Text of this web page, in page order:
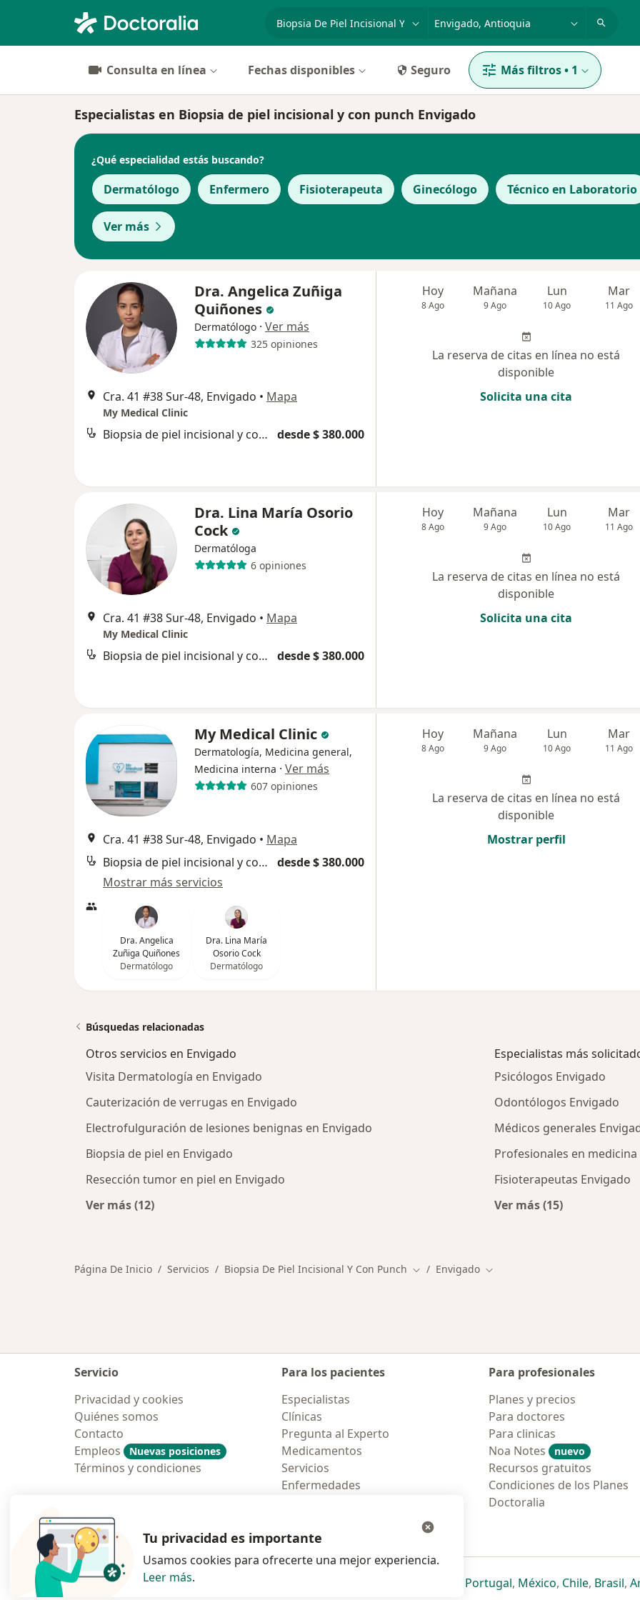
Consulta en línea Fechas disponibles Seguro Más filtros• 1
Especialistas en Biopsia de piel incisional y con punch Envigado
¿Qué especialidad estás buscando?
Dermatólogo Enfermero Fisioterapeuta Ginecólogo Técnico en Laboratorio
Ver más
Dra. Angelica Zuñiga
Quiñones
Dermatólogo · Ver más
325 opiniones
Cra. 41 #38 Sur-48, Envigado • Mapa
My Medical Clinic
Biopsia de piel incisional y con punch desde $ 380.000
Hoy
8 Ago
Mañana
9 Ago
Lun
10 Ago
Mar
11 Ago
La reserva de citas en línea no está
disponible
Solicita una cita
Dra. Lina María Osorio
Cock
Dermatóloga
6 opiniones
Cra. 41 #38 Sur-48, Envigado • Mapa
My Medical Clinic
Biopsia de piel incisional y con punch desde $ 380.000
Hoy
8 Ago
Mañana
9 Ago
Lun
10 Ago
Mar
11 Ago
La reserva de citas en línea no está
disponible
Solicita una cita
My Medical Clinic
Dermatología, Medicina general,
Medicina interna · Ver más
607 opiniones
Cra. 41 #38 Sur-48, Envigado • Mapa
Biopsia de piel incisional y con punch
desde $ 380.000
Mostrar más servicios
Dra. Angelica
Zuñiga Quiñones
Dermatólogo
Dra. Lina María
Osorio Cock
Dermatólogo
Hoy
8 Ago
Mañana
9 Ago
Lun
10 Ago
Mar
11 Ago
La reserva de citas en línea no está
disponible
Mostrar perfil
Búsquedas relacionadas
Otros servicios en Envigado
Visita Dermatología en Envigado
Cauterización de verrugas en Envigado
Electrofulguración de lesiones benignas en Envigado
Biopsia de piel en Envigado
Resección tumor en piel en Envigado
Ver más (12)
Especialistas más
Psicólogos Envigado
Odontólogos Envigado
Médicos generales
Profesionales en
Fisioterapeutas Envigado
Ver más (15)
Página De Inicio Servicios Biopsia De Piel Incisional Y Con Punch Cambiar de ciudad
Envigado Cambiar de ciudad
Servicio
Privacidad y cookies
Quiénes somos
Contacto
Empleos
Nuevas posiciones
Términos y condiciones
Para los pacientes
Especialistas
Clínicas
Pregunta al Experto
Medicamentos
Servicios
Enfermedades
Para profesionales
Planes y precios
Para doctores
Para clinicas
Noa Notes
nuevo
Recursos gratuitos
Condiciones de los Planes
Doctoralia
Polska se abre en una nueva pestaña
se abre en una nueva pestaña
se abre en una nueva pestaña
se abre en una nueva pestaña
Portugalse abre en una nueva
, Méxicose abre en una
, Chilese abre
, Brasilse
,
Tu privacidad es importante
Usamos cookies para ofrecerte una mejor experiencia.
Leer más.